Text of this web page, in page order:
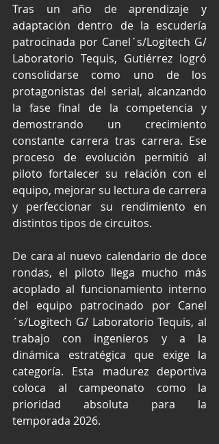
NASCAR México
Tras un año de aprendizaje y
adaptación dentro de la escudería
patrocinada por Canel´s/Logitech G/
Laboratorio Tequis, Gutiérrez logró
consolidarse como uno de los
protagonistas del serial, alcanzando
la fase final de la competencia y
demostrando un crecimiento
constante carrera tras carrera. Ese
proceso de evolución permitió al
piloto fortalecer su relación con el
equipo, mejorar su lectura de carrera
y perfeccionar su rendimiento en
distintos tipos de circuitos.
De cara al nuevo calendario de doce
rondas, el piloto llega mucho más
acoplado al funcionamiento interno
del equipo patrocinado por Canel
´s/Logitech G/ Laboratorio Tequis, al
trabajo con ingenieros y a la
dinámica estratégica que exige la
categoría. Esta madurez deportiva
coloca al campeonato como la
prioridad absoluta para la
temporada 2026.